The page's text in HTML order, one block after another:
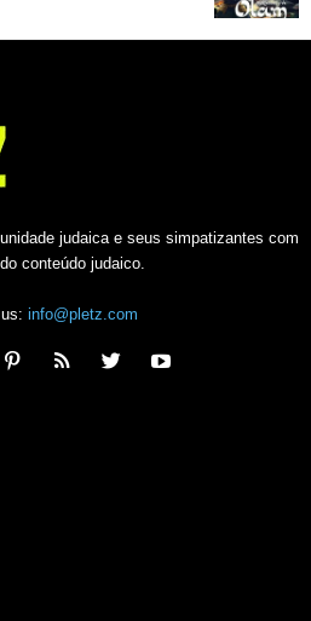
judaica e seus simpatizantes com
conteúdo judaico.
info@pletz.com